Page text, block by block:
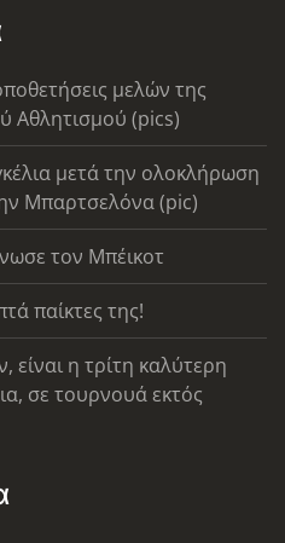
μελών της
Αθλητισμού (pics)
μετά την ολοκλήρωση
Μπαρτσελόνα (pic)
τον Μπέικοτ
παίκτες της!
η τρίτη καλύτερη
σε τουρνουά εκτός